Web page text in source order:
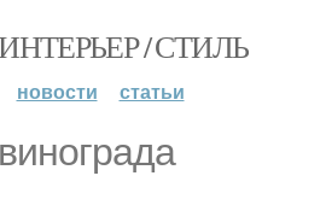
/ СТИЛЬ
новости статьи